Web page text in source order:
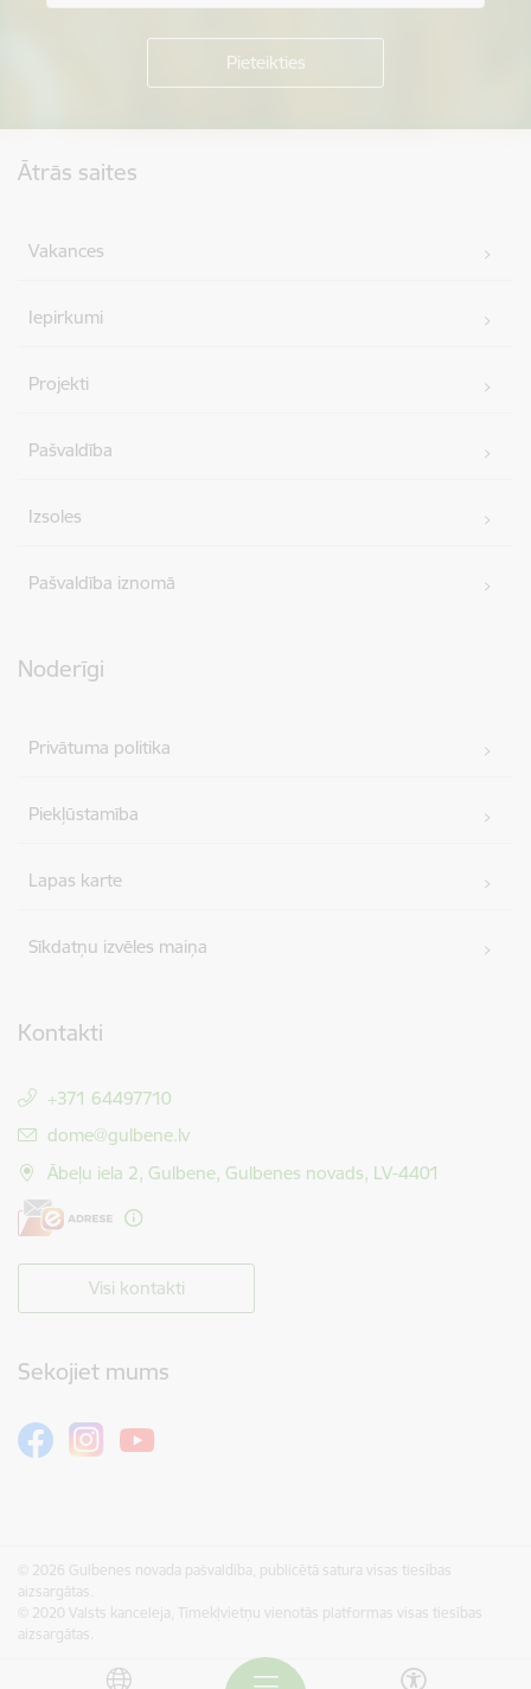
Ātrās saites
Vakances
Iepirkumi
Projekti
Pašvaldība
Izsoles
Pašvaldība iznomā
Noderīgi
Privātuma politika
Piekļūstamība
Lapas karte
Sīkdatņu izvēles maiņa
Kontakti
+371 64497710
E-pasts:
dome@gulbene.lv
Ābeļu iela 2, Gulbene, Gulbenes novads, LV-4401
Visi kontakti
Sekojiet mums
© 2026 Gulbenes novada pašvaldība, publicētā satura visas tiesības
aizsargātas.
© 2020 Valsts kanceleja, Tīmekļvietņu vienotās platformas visas tiesības
aizsargātas.